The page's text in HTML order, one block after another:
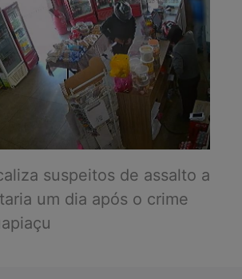
suspeitos de assalto a
um dia após o crime